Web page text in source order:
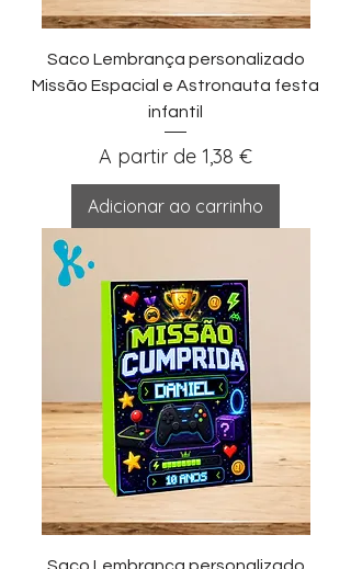
Saco Lembrança personalizado
Missão Espacial e Astronauta festa
infantil
A partir de 1,38 €
Preço promocional
Adicionar ao carrinho
Saco Lembrança personalizado